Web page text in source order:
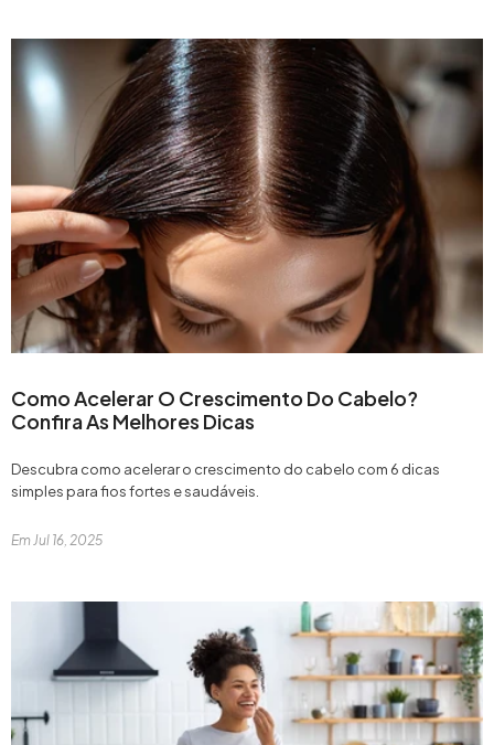
Como Acelerar O Crescimento Do Cabelo?
Confira As Melhores Dicas
Descubra como acelerar o crescimento do cabelo com 6 dicas
simples para fios fortes e saudáveis.
Em Jul 16, 2025